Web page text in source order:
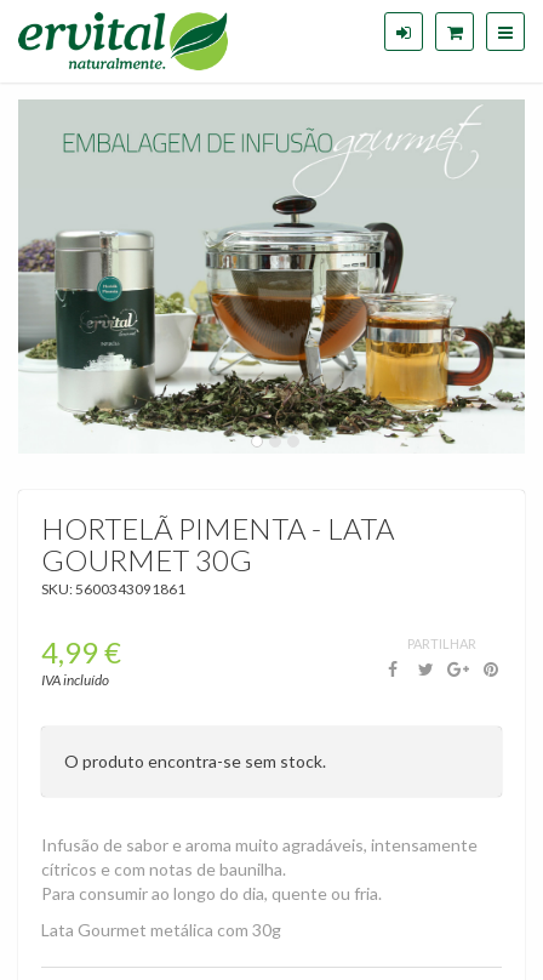
HORTELÃ PIMENTA - LATA
GOURMET 30G
SKU:5600343091861
Infusões
Gourmet
4,99 €
IVA incluído
PARTILHAR
O produto encontra-se sem stock.
Infusão de sabor e aroma muito agradáveis, intensamente
cítricos e com notas de baunilha.
Para consumir ao longo do dia, quente ou fria.
Lata Gourmet metálica com 30g